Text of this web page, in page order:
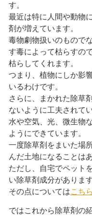
区 / 練馬区 / 足立区 / 葛
武蔵野市 / 三鷹市 / 府中
市 / 日野市 / 国分寺市 /
城市 / 西東京市）
閉じる
す。
最近は特に人間や動物
剤が増えています。
毒物劇物扱いのもので
す毒によって枯らすの
枯らしてくれます。
つまり、植物にしか影
いるわけです。
さらに、まかれた除草
ないように工夫されて
水や空気、光、微生物
ようにできています。
一度除草剤をまいた場
んだ土地になることは
ただし、自宅でペット
い除草剤成分があります
その点についてはこちら
ではこれから除草剤の